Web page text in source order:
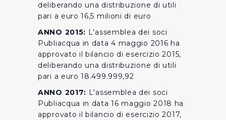
deliberando una distribuzione di utili
pari a euro 16,5 milioni di euro
ANNO 2015: L'assemblea dei soci
Publiacqua in data 4 maggio 2016 ha
approvato il bilancio di esercizio 2015,
deliberando una distribuzione di utili
pari a euro 18.499.999,92
ANNO 2017: L'assemblea dei soci
Publiacqua in data 16 maggio 2018 ha
approvato il bilancio di esercizio 2017,